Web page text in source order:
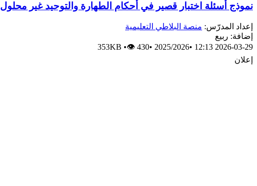
نموذج أسئلة اختبار قصير في أحكام الطهارة والتوحيد غير محلول
إعداد المدرّس: منصة البلاطي التعليمية
إضافة: ربيع
2026-03-29 12:13
•
2025/2026
•
353KB •👁 430
إعلان